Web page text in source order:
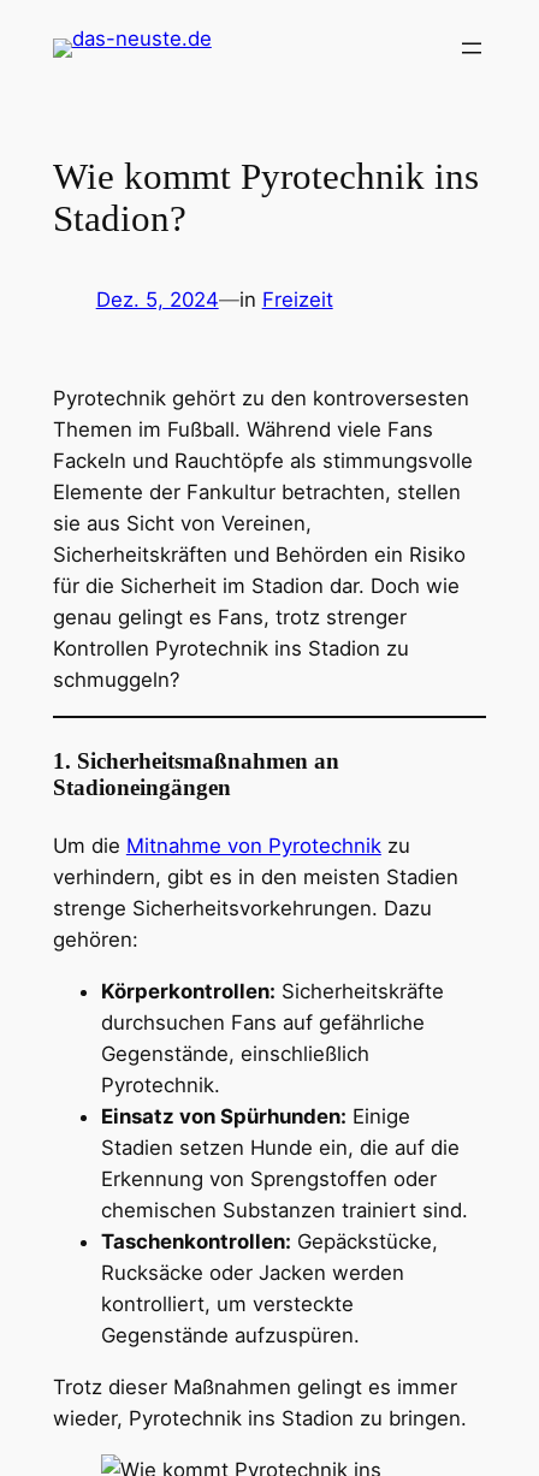
Inhalt
Wie kommt Pyrotechnik ins
Stadion?
Dez. 5, 2024—in Freizeit
Pyrotechnik gehört zu den kontroversesten
Themen im Fußball. Während viele Fans
Fackeln und Rauchtöpfe als stimmungsvolle
Elemente der Fankultur betrachten, stellen
sie aus Sicht von Vereinen,
Sicherheitskräften und Behörden ein Risiko
für die Sicherheit im Stadion dar. Doch wie
genau gelingt es Fans, trotz strenger
Kontrollen Pyrotechnik ins Stadion zu
schmuggeln?
1. Sicherheitsmaßnahmen an
Stadioneingängen
Um die Mitnahme von Pyrotechnikzu
verhindern, gibt es in den meisten Stadien
strenge Sicherheitsvorkehrungen. Dazu
gehören:
Körperkontrollen: Sicherheitskräfte
durchsuchen Fans auf gefährliche
Gegenstände, einschließlich
Pyrotechnik.
Einsatz von Spürhunden: Einige
Stadien setzen Hunde ein, die auf die
Erkennung von Sprengstoffen oder
chemischen Substanzen trainiert sind.
Taschenkontrollen: Gepäckstücke,
Rucksäcke oder Jacken werden
kontrolliert, um versteckte
Gegenstände aufzuspüren.
Trotz dieser Maßnahmen gelingt es immer
wieder, Pyrotechnik ins Stadion zu bringen.